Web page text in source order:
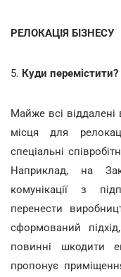
РЕЛОКАЦІЯ БІЗНЕСУ
5. Куди перемістити?
Майже всі віддалені
місця для
спеціальні
Наприклад, на
комунікації з
перенести
сформований
повинні шкодити
пропонує